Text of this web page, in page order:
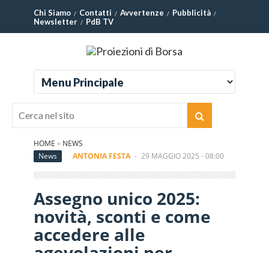
Chi Siamo Contatti Avvertenze
Pubblicità
Newsletter
PdB TV
HOME » NEWS
News
ANTONIA FESTA - 29 MAGGIO 2025 - 08:00
Assegno unico 2025:
novità, sconti e come
accedere alle